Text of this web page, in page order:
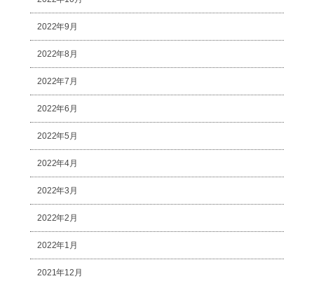
2022年9月
2022年8月
2022年7月
2022年6月
2022年5月
2022年4月
2022年3月
2022年2月
2022年1月
2021年12月